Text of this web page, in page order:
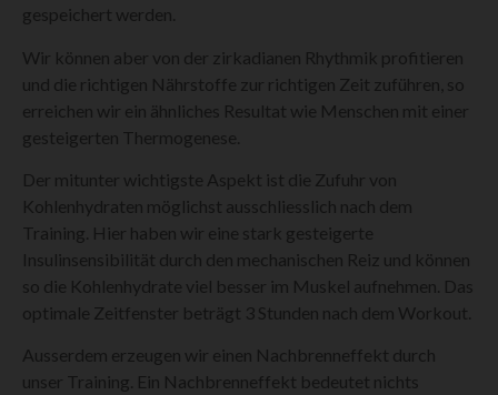
gespeichert werden.
Wir können aber von der zirkadianen Rhythmik profitieren
und die richtigen Nährstoffe zur richtigen Zeit zuführen, so
erreichen wir ein ähnliches Resultat wie Menschen mit einer
gesteigerten Thermogenese.
Der mitunter wichtigste Aspekt ist die Zufuhr von
Kohlenhydraten möglichst ausschliesslich nach dem
Training. Hier haben wir eine stark gesteigerte
Insulinsensibilität durch den mechanischen Reiz und können
so die Kohlenhydrate viel besser im Muskel aufnehmen. Das
optimale Zeitfenster beträgt 3 Stunden nach dem Workout.
Ausserdem erzeugen wir einen Nachbrenneffekt durch
unser Training. Ein Nachbrenneffekt bedeutet nichts